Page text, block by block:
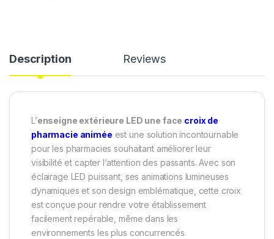
Description Reviews
L’enseigne extérieure LED une face croix de
pharmacie animée est une solution incontournable
pour les pharmacies souhaitant améliorer leur
visibilité et capter l’attention des passants. Avec son
éclairage LED puissant, ses animations lumineuses
dynamiques et son design emblématique, cette croix
est conçue pour rendre votre établissement
facilement repérable, même dans les
environnements les plus concurrencés.